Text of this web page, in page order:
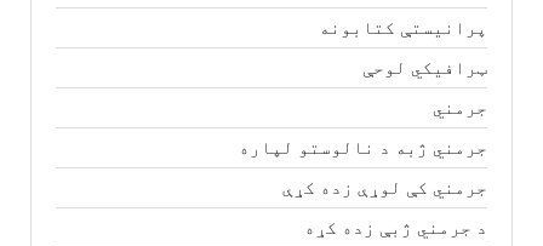
پرانیستې کتابونه
ټرافیکي لوحې
جرمني
جرمني ژبه د نالوستو لپاره
جرمني کې لوړې زده کړې
د جرمني ژبې زده کړه